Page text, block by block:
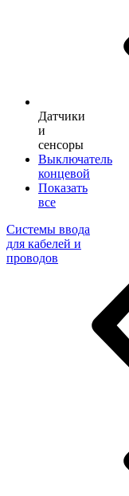
Датчики
и
сенсоры
Выключатель
концевой
Показать
все
Системы ввода
для кабелей и
проводов